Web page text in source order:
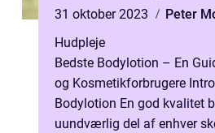
31 oktober 2023
Peter
Hudpleje
Bedste Bodylotion – En
og Kosmetikforbrugere
Bodylotion En god kvalitet
uundværlig del af enhver